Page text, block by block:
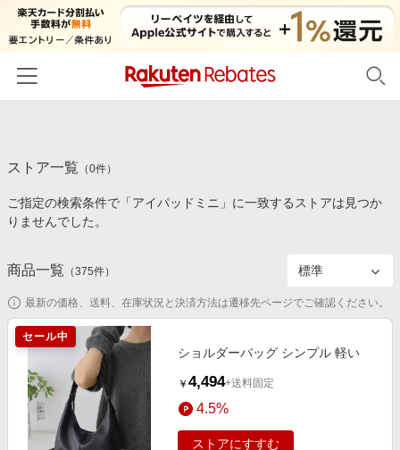
カテゴリー一覧
百貨店・総合ECモール
食品・スイーツ・お酒
コスメ・健康・医薬品
キッズ・ベビー用品
家電・PC・スマホ・カメラ
エンタメ
スポーツ・アウトドア・ゴルフ
イベント一覧
初回購入者限定特典
対象ストア新規限定特典
新着ストアのご紹介
電子書籍特集
楽天ペイ導入ストア
楽天サービス特集
楽天IDでログイン/会員登録
ストア一覧 （0件）
ご指定の検索条件で「アイパッドミニ」に一致するストアは見つか
りませんでした。
商品一覧 （375件）
最新の価格、送料、在庫状況と決済方法は遷移先ページでご確認ください。
セール中
ショルダーバッグ シンプル 軽い
￥ 4,494+送料固定
4.5%
ストアにすすむ